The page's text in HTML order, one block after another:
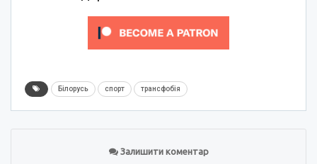
Білорусь спорт трансфобія
Залишити коментар